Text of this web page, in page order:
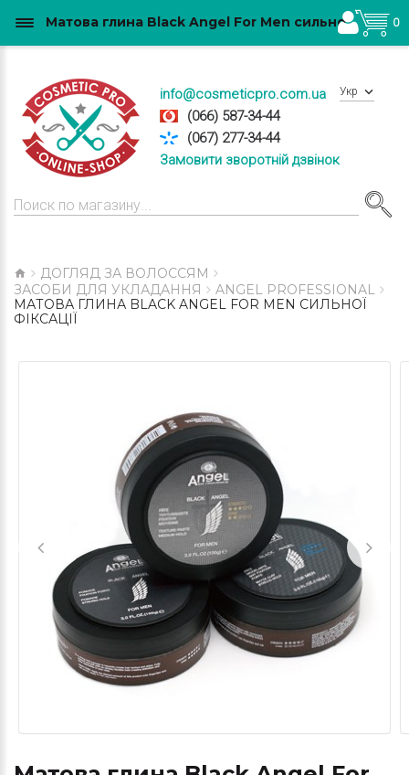
info@cosmeticpro.com.ua
(066) 587-34-44
(067) 277-34-44
Замовити зворотній дзвінок
Укр
0
ДОГЛЯД ЗА ВОЛОССЯМ
ЗАСОБИ ДЛЯ УКЛАДАННЯ
ANGEL PROFESSIONAL
МАТОВА ГЛИНА BLACK ANGEL FOR MEN СИЛЬНОЇ
ФІКСАЦІЇ
Матова глина Black Angel For Men сильної фіксації купити в Україні